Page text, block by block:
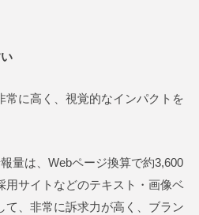
常に高く、視覚的なインパクトを
量は、Webページ換算で約3,600
用サイトなどのテキスト・画像ベ
て、非常に訴求力が高く、ブラン